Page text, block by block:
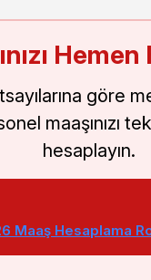
göre
maaşınızı
hesaplayın.
Maaş Hesaplama